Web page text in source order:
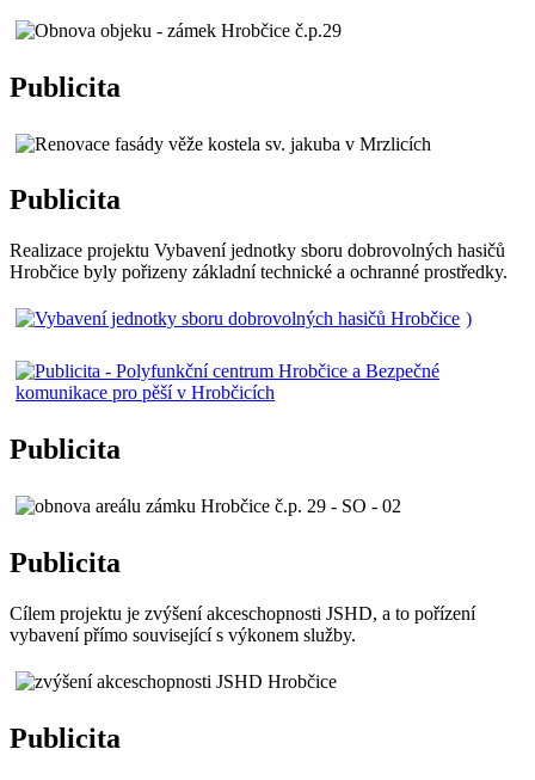
Publicita
Publicita
Realizace projektu Vybavení jednotky sboru dobrovolných hasičů
Hrobčice byly pořizeny základní technické a ochranné prostředky.
)
Publicita
Publicita
Cílem projektu je zvýšení akceschopnosti JSHD, a to pořízení
vybavení přímo související s výkonem služby.
Publicita